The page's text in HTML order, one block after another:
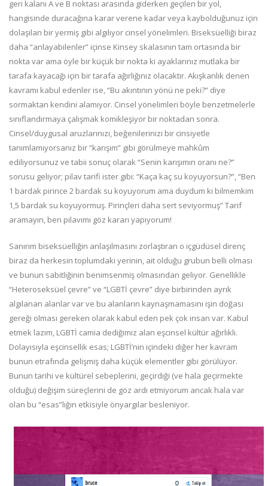
geri kalanı A ve B noktası arasında giderken geçilen bir yol,
hangisinde duracağına karar verene kadar veya kaybolduğunuz için
dolaşılan bir yermiş gibi algılıyor cinsel yönelimleri. Biseksüelliği biraz
daha “anlayabilenler” içinse Kinsey skalasının tam ortasında bir
nokta var ama öyle bir küçük bir nokta ki ayaklarınız mutlaka bir
tarafa kayacağı için bir tarafa ağırlığınız olacaktır. Akışkanlık denen
kavramı kabul edenler ise, “Bu akıntının yönü ne peki?” diye
sormaktan kendini alamıyor. Cinsel yönelimleri böyle benzetmelerle
sınıflandırmaya çalışmak komikleşiyor bir noktadan sonra.
Cinsel/duygusal aruzlarınızı, beğenilerinizi bir cinsiyetle
tanımlamıyorsanız bir “karışım” gibi görülmeye mahkûm
ediliyorsunuz ve tabii sonuç olarak “Senin karışımın oranı ne?”
sorusu geliyor; pilav tarifi ister gibi: “Kaça kaç su koyuyorsun?”, “Ben
1 bardak pirince 2 bardak su koyuyorum ama duydum ki bilmemkim
1,5 bardak su koyuyormuş. Pirinçleri daha sert seviyormuş” Tarif
aramayın, ben pilavımı göz kararı yapıyorum!
Sanırım biseksüelliğin anlaşılmasını zorlaştıran o içgüdüsel direnç
biraz da herkesin toplumdaki yerinin, ait olduğu grubun belli olması
ve bunun sabitliğinin benimsenmiş olmasından geliyor. Genellikle
“Heteroseksüel çevre” ve “LGBTİ çevre” diye birbirinden ayrık
algılanan alanlar var ve bu alanların kaynaşmamasını işin doğası
gereği olması gereken olarak kabul eden pek çok insan var. Kabul
etmek lazım, LGBTİ camia dediğimiz alan eşcinsel kültür ağırlıklı.
Dolayısıyla eşcinsellik esas; LGBTİ’nin içindeki diğer her kavram
bunun etrafında gelişmiş daha küçük elementler gibi görülüyor.
Bunun tarihi ve kültürel sebeplerini, geçirdiği (ve hala geçirmekte
olduğu) değişim süreçlerini de göz ardı etmiyorum ancak hala var
olan bu “esas”lığın etkisiyle önyargılar besleniyor.